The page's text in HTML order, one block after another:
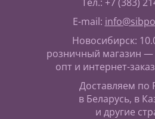
E-mail:
Новосибирск:
розничный магазин —
опт и интернет-
Доставляем по
в Беларусь, в
и другие